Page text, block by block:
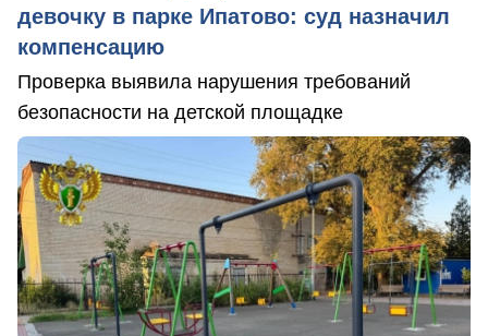
девочку в парке Ипатово: суд назначил
компенсацию
Проверка выявила нарушения требований
безопасности на детской площадке